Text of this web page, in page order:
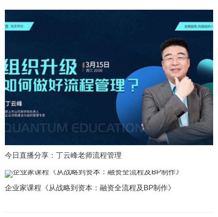
今日直播分享：丁云峰老师流程管理
企业家课程《从战略到资本：融资全流程及BP制作》